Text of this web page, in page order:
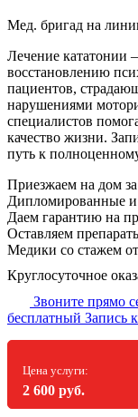
Мед. бригад на
Лечение кататонии
восстановлению
пациентов,
нарушениями
специалистов
качество жизни.
путь к
Приезжаем на дом
Дипломированные
Даем гарантию на
Оставляем
Медики со стажем
Круглосуточное
Звоните прямо
бесплатный Запись
Цена услуги:
2 600 руб.